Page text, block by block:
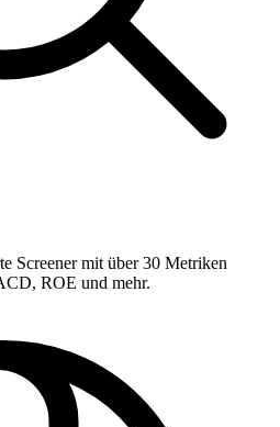
Screener mit über 30 Metriken
ROE und mehr.